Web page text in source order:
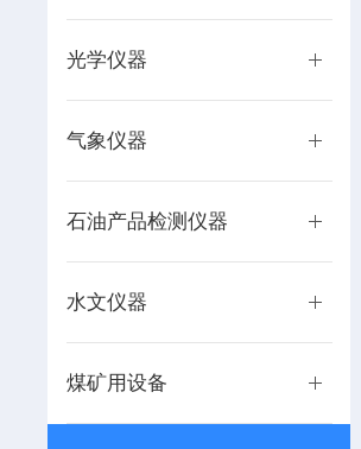
光学仪器
气象仪器
石油产品检测仪器
水文仪器
煤矿用设备